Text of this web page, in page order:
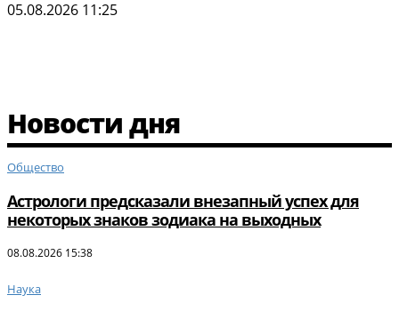
05.08.2026 11:25
Новости дня
Общество
Астрологи предсказали внезапный успех для
некоторых знаков зодиака на выходных
08.08.2026 15:38
Наука